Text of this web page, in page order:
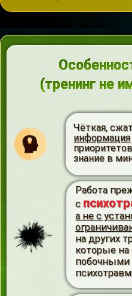
(тренинг не
Чёткая,
информация
знание в
Работа
с
а не с
на других
которые
побочными